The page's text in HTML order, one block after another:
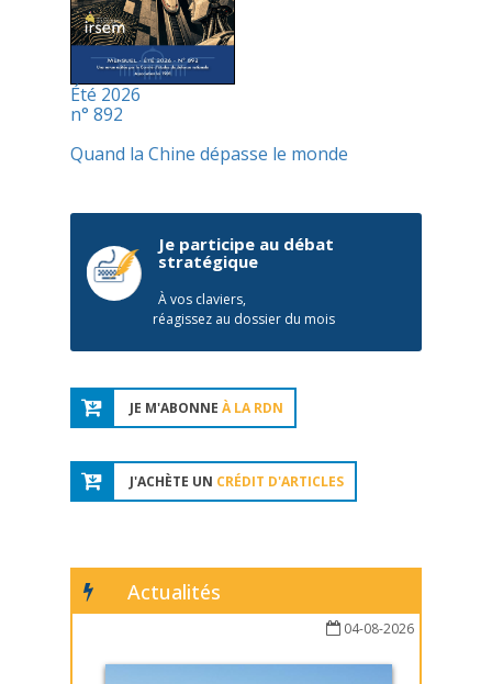
Été 2026
n° 892
Quand la Chine dépasse le monde
Je participe au débat
stratégique
À vos claviers,
réagissez au dossier du mois
JE M'ABONNE À LA RDN
J'ACHÈTE UN CRÉDIT D'ARTICLES
Actualités
04-08-2026